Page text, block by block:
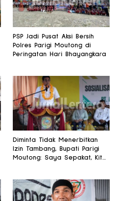
PSP Jadi Pusat Aksi Bersih
Polres Parigi Moutong di
Peringatan Hari Bhayangkara
Diminta Tidak Menerbitkan
Izin Tambang, Bupati Parigi
Moutong: Saya Sepakat, Kita